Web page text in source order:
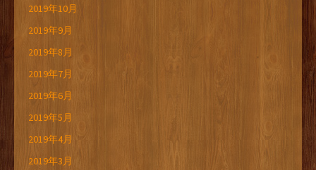
2019年10月
2019年9月
2019年8月
2019年7月
2019年6月
2019年5月
2019年4月
2019年3月